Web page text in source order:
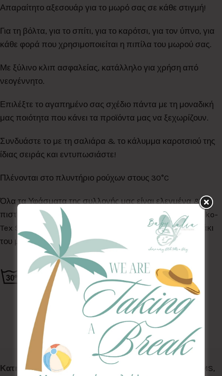
Απαραίτητο αξεσουάρ για το μωρό σας σε κάθε στιγμή!
Για τη βόλτα, για το σπίτι, για το καρότσι, για τον ύπνο, για
κάθε φορά που χρησιμοποιείται η πιπίλα του μωρού σας.
Με ξύλινο κλιπ ασφαλείας, κατάλληλο για χρήση από
νεογέννητο.
Επιλέξτε το αγαπημένο σας σχέδιο πάντα με τη μοναδική
μας ποιότητα που κάνει τα προϊόντα μας να ξεχωρίζουν.
Συνδυάστε το με τη σαλιάρα & το κάλυμμα καροτσιού της
ίδιας σειράς και εντυπωσιάστε!
Πλένονται στο πλυντήριο ρούχων στους 30°C
Όλα τα Υφάσματα της συλλογής μας είναι ελεγμένα &
πιστοποιημένα για βλαβερές ουσίες σύμφωνα με το Oeko-
Tex Standard 100, κατάλληλα για το ευαίσθητο δερματάκι
του μωρού σας.
Κωδικός προϊόντος: PCC-GD
Κατηγορίες: ACCESSORIES SWEET DREAMS,